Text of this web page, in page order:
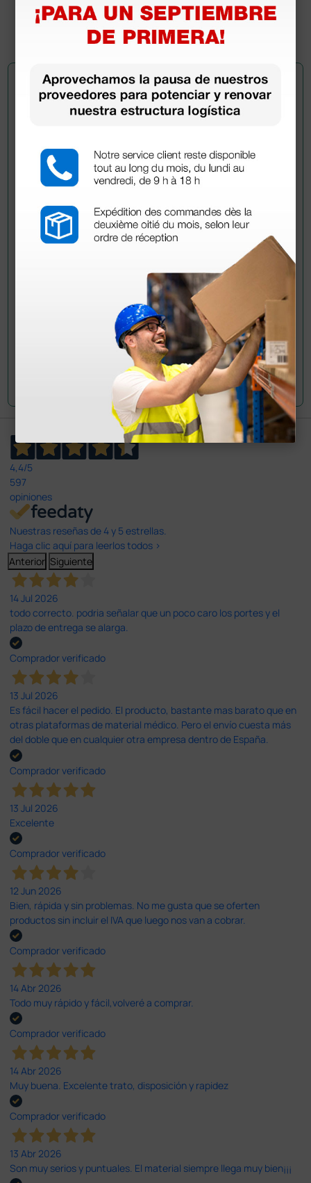
(Precio sin IVA)
Pregúntale a un colega
¿Todavía tienes alguna duda? ¿Necesitas más
información?
Envía ahora mismo tu pregunta a los colegas que ya
Envía tu pregunta
4,4/5
597
opiniones
Nuestras reseñas de 4 y 5 estrellas.
Haga clic aquí para leerlos todos >
Anterior Siguiente
14 Jul 2026
todo correcto. podria señalar que un poco caro los portes y el
plazo de entrega se alarga.
Comprador verificado
13 Jul 2026
Es fácil hacer el pedido. El producto, bastante mas barato que en
otras plataformas de material médico. Pero el envío cuesta más
del doble que en cualquier otra empresa dentro de España.
Comprador verificado
13 Jul 2026
Excelente
Comprador verificado
12 Jun 2026
Bien, rápida y sin problemas. No me gusta que se oferten
productos sin incluir el IVA que luego nos van a cobrar.
Comprador verificado
14 Abr 2026
Todo muy rápido y fácil,volveré a comprar.
Comprador verificado
14 Abr 2026
Muy buena. Excelente trato, disposición y rapidez
Comprador verificado
13 Abr 2026
Son muy serios y puntuales. El material siempre llega muy bien¡¡¡